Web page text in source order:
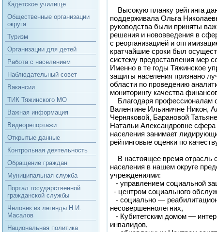
Кадетское училище
Общественные организации
округа
Туризм
Организации для детей
Работа с населением
Наблюдательный совет
Вакансии
ТИК Тяжинского МО
Важная информация
Видеорепортажи
Открытые данные
Контрольная деятельность
Обращение граждан
Муниципальная служба
Портал государственной
гражданской службы
Человек из легенды Н.И.
Масалов
Национальная политика
Высокую планку рейтинга
поддерживала Ольга
руководства были приняты
решения и нововведения в
с реорганизацией и
кратчайшие сроки был
систему предоставления мер
Именно в те годы Тяжинское
защиты населения признано
области по проведению
мониторингу качества
Благодаря профессионалам
Валентине Ильиничне Никон,
Черняковой, Барановой
Натальи Александровне
населения занимает
рейтинговые оценки по
В настоящее время отрасль
населения в нашем округе
учреждениями:
- управлением социальной
- центром социального
- социально —
несовершеннолетних,
- Кубитетским домом —
инвалидов,